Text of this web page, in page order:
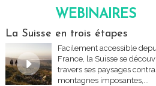
WEBINAIRES
La Suisse en trois étapes
Facilement accessible
France, la Suisse se
travers ses paysages
montagnes imposantes,...